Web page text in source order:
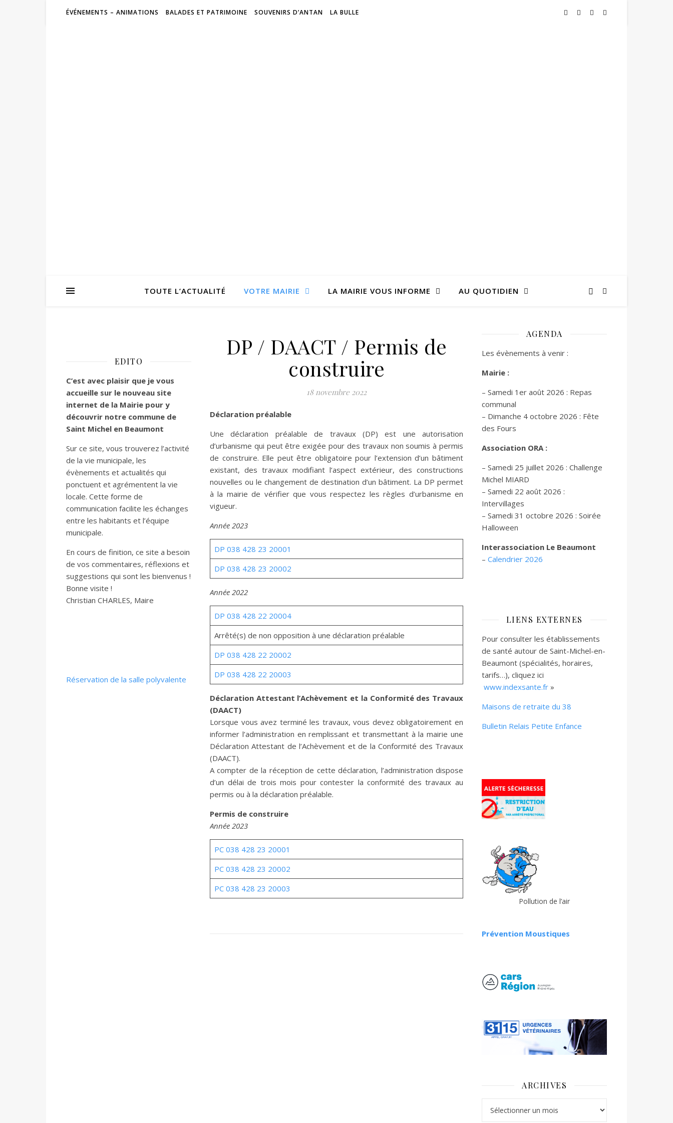
ÉVÉNEMENTS – ANIMATIONS BALADES ET PATRIMOINE SOUVENIRS D’ANTAN LA BULLE
TOUTE L’ACTUALITÉ VOTRE MAIRIE LA MAIRIE VOUS INFORME AU QUOTIDIEN
EDITO
C’est avec plaisir que je vous
accueille sur le nouveau site
internet de la Mairie pour y
découvrir notre commune de
Saint Michel en Beaumont
Sur ce site, vous trouverez l’activité
de la vie municipale, les
évènements et actualités qui
ponctuent et agrémentent la vie
locale. Cette forme de
communication facilite les échanges
entre les habitants et l’équipe
municipale.
En cours de finition, ce site a besoin
de vos commentaires, réflexions et
suggestions qui sont les bienvenus !
Bonne visite !
Christian CHARLES, Maire
Réservation de la salle polyvalente
DP / DAACT / Permis de
construire
18 novembre 2022
Déclaration préalable
Une déclaration préalable de travaux (DP) est une autorisation
d’urbanisme qui peut être exigée pour des travaux non soumis à permis
de construire. Elle peut être obligatoire pour l’extension d’un bâtiment
existant, des travaux modifiant l’aspect extérieur, des constructions
nouvelles ou le changement de destination d’un bâtiment. La DP permet
à la mairie de vérifier que vous respectez les règles d’urbanisme en
vigueur.
Année 2023
DP 038 428 23 20001
DP 038 428 23 20002
Année 2022
DP 038 428 22 20004
Arrêté(s) de non opposition à une déclaration préalable
DP 038 428 22 20002
DP 038 428 22 20003
Déclaration Attestant l’Achèvement et la Conformité des Travaux
(DAACT)
Lorsque vous avez terminé les travaux, vous devez obligatoirement en
informer l’administration en remplissant et transmettant à la mairie une
Déclaration Attestant de l’Achèvement et de la Conformité des Travaux
(DAACT).
A compter de la réception de cette déclaration, l’administration dispose
d’un délai de trois mois pour contester la conformité des travaux au
permis ou à la déclaration préalable.
Permis de construire
Année 2023
PC 038 428 23 20001
PC 038 428 23 20002
PC 038 428 23 20003
AGENDA
Les évènements à venir :
Mairie :
– Samedi 1er août 2026 : Repas
communal
– Dimanche 4 octobre 2026 : Fête
des Fours
Association ORA :
– Samedi 25 juillet 2026 : Challenge
Michel MIARD
– Samedi 22 août 2026 :
Intervillages
– Samedi 31 octobre 2026 : Soirée
Halloween
Interassociation Le Beaumont
– Calendrier 2026
LIENS EXTERNES
Pour consulter les établissements
de santé autour de Saint-Michel-en-
Beaumont (spécialités, horaires,
tarifs…), cliquez ici
www.indexsante.fr »
Maisons de retraite du 38
Bulletin Relais Petite Enfance
Pollution de l’air
Prévention Moustiques
ARCHIVES